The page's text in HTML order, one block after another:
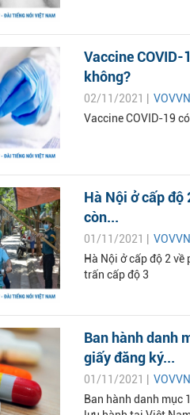
Vaccine COVID-
không?
02/11/2021 | VOVVN
Vaccine COVID-19
Hà Nội ở cấp độ
còn...
01/11/2021 | VOVVN
Hà Nội ở cấp độ 2
trấn cấp độ 3
Ban hành danh
giấy đăng ký...
01/11/2021 | VOVVN
Ban hành danh mục